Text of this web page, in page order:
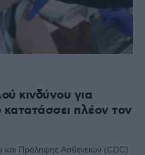
κινδύνου για
πλέον τον
και Πρόληψης Ασθενειών (CDC)